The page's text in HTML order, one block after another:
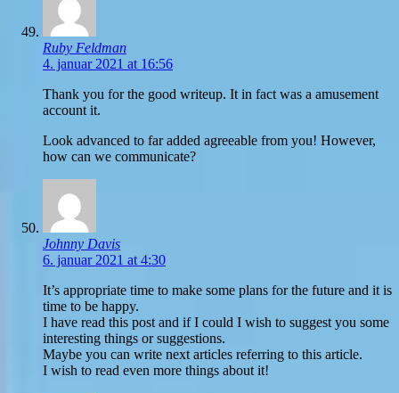
Ruby Feldman
4. januar 2021 at 16:56
Thank you for the good writeup. It in fact was a amusement
account it.
Look advanced to far added agreeable from you! However,
how can we communicate?
Johnny Davis
6. januar 2021 at 4:30
It’s appropriate time to make some plans for the future and it is
time to be happy.
I have read this post and if I could I wish to suggest you some
interesting things or suggestions.
Maybe you can write next articles referring to this article.
I wish to read even more things about it!